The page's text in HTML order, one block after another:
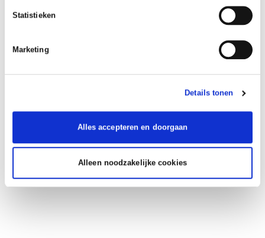
Statistieken
Marketing
Details tonen
Alles accepteren en doorgaan
Alleen noodzakelijke cookies